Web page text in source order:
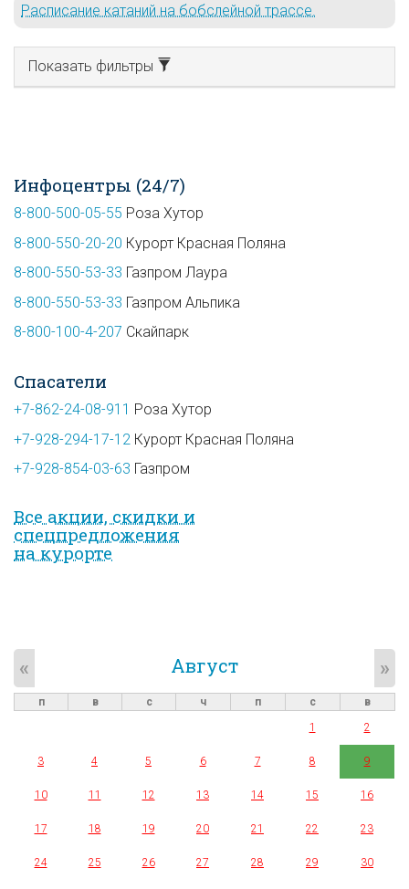
Расписание катаний на бобслейной трассе.
Показать фильтры
Инфоцентры (24/7)
8-800-500-05-55 Роза Хутор
8-800-550-20-20 Курорт Красная Поляна
8-800-550-53-33 Газпром Лаура
8-800-550-53-33 Газпром Альпика
8-800-100-4-207 Скайпарк
Спасатели
+7-862-24-08-911 Роза Хутор
+7-928-294-17-12 Курорт Красная Поляна
+7-928-854-03-63 Газпром
Все акции, скидки и
спец­предложе­ния
на курорте
Август
« »
п в с ч п с
в
1
2
3 4 5 6 7 8 9
10 11 12 13 14 15 16
17 18 19 20 21 22 23
24 25 26 27 28 29 30